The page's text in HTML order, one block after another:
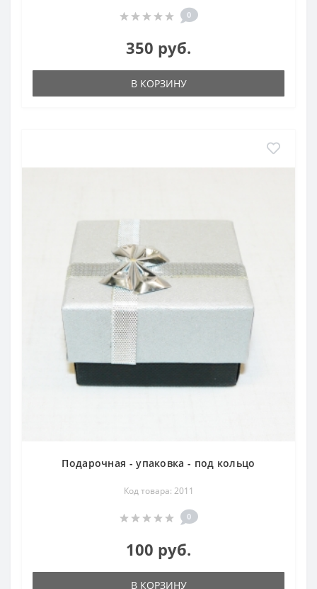
0
350 руб.
В КОРЗИНУ
Подарочная - упаковка - под кольцо
Код товара: 2011
0
100 руб.
В КОРЗИНУ